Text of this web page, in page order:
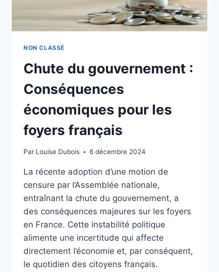
NON CLASSÉ
Chute du gouvernement :
Conséquences
économiques pour les
foyers français
Par Louise Dubois 6 décembre 2024
La récente adoption d’une motion de
censure par l’Assemblée nationale,
entraînant la chute du gouvernement, a
des conséquences majeures sur les foyers
en France. Cette instabilité politique
alimente une incertitude qui affecte
directement l’économie et, par conséquent,
le quotidien des citoyens français.